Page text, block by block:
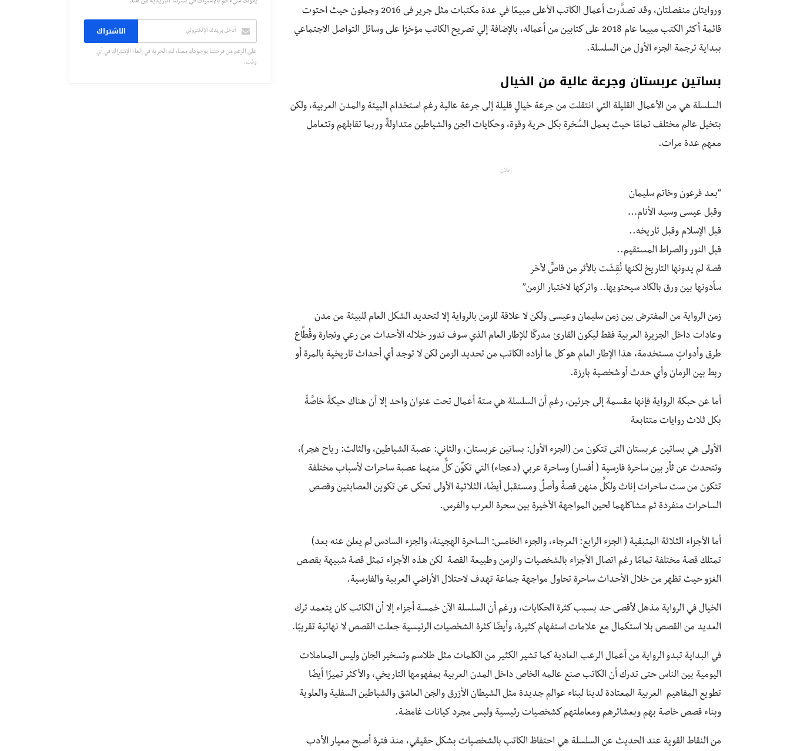
وروايتان منفصلتان، وقد تصدَّرت أعمال الكاتب الأعلى مبيعًا في عدة مكتبات مثل جرير فى 2016 وجملون حيث احتوت
قائمة أكثر الكتب مبيعا عام 2018 على كتابين من أعماله، بالإضافة إلي تصريح الكاتب مؤخرًا على وسائل التواصل الاجتماعي
ببداية ترجمة الجزء الأول من السلسلة.
بساتين عربستان وجرعة عالية من الخيال
السلسلة هي من الأعمال القليلة التي انتقلت من جرعة خيالٍ قليلة إلى جرعة عالية رغم استخدام البيئة والمدن العربية، ولكن
بتخيل عالم مختلف تمامًا حيث يعمل السَّحَرة بكل حرية وقوة، وحكايات الجن والشياطين متداولةٌ وربما تقابلهم وتتعامل
معهم عدة مرات.
إعلان
“بعد فرعون وخاتم سليمان
وقبل عيسى وسيد الأنام…
قبل الإسلام وقبل تاريخه..
قبل النور والصراط المستقيم..
قصة لم يدونها التاريخ لكنها نُقِشَت بالأثر من قاصٍّ لأخر
سأدونها بين ورق بالكاد سيحتويها.. واتركها لاختبار الزمن”
زمن الرواية من المفترض بين زمن سليمان وعيسى ولكن لا علاقة للزمن بالرواية إلا لتحديد الشكل العام للبيئة من مدن
وعادات داخل الجزيرة العربية فقط ليكون القارئ مدركًا للإطار العام الذي سوف تدور خلاله الأحداث من رعي وتجارة وقُطَّاع
طرق وأدواتٍ مستخدمة، هذا الإطار العام هو كل ما أراده الكاتب من تحديد الزمن لكن لا توجد أي أحداث تاريخية بالمرة أو
ربط بين الزمان وأي حدث أو شخصية بارزة.
أما عن حبكة الرواية فإنها مقسمة إلى جزئين، رغم أن السلسلة هي ستة أعمال تحت عنوان واحد إلا أن هناك حبكةً خاصَّةً
بكل ثلاث روايات متتابعة
الأولى هي بساتين عربستان التى تتكون من (الجزء الأول: بساتين عربستان، والثاني: عصبة الشياطين، والثالث: رياح هجر)،
وتتحدث عن ثأر بين ساحرة فارسية ( أفسار) وساحرة عربي (دعجاء) التي تكوِّن كلٌّ منهما عصبة ساحرات لأسباب مختلفة
تتكون من ست ساحرات إناث ولكلٍّ منهن قصةٌ وأصلٌ ومستقبل أيضًا، الثلاثية الأولى تحكى عن تكوين العصابتين وقصص
الساحرات منفردة ثم مشاكلهما لحين المواجهة الأخيرة بين سحرة العرب والفرس.
أما الأجزاء الثلاثة المتبقية ( الجزء الرابع: العرجاء، والجزء الخامس: الساحرة الهجينة، والجزء السادس لم يعلن عنه بعد)
تمتلك قصة مختلفة تمامًا رغم اتصال الأجزاء بالشخصيات والزمن وطبيعة القصة لكن هذه الأجزاء تمثل قصة شبيهة بقصص
الغزو حيث تظهر من خلال الأحداث ساحرة تحاول مواجهة جماعة تهدف لاحتلال الأراضي العربية والفارسية.
الخيال في الرواية مذهل لأقصى حد بسبب كثرة الحكايات، ورغم أن السلسلة الآن خمسة أجزاء إلا أن الكاتب كان يتعمد ترك
العديد من القصص بلا استكمال مع علامات استفهام كثيرة، وأيضًا كثرة الشخصيات الرئيسية جعلت القصص لا نهائية تقريبًا.
في البداية تبدو الرواية من أعمال الرعب العادية كما تشير الكثير من الكلمات مثل طلاسم وتسخير الجان وليس المعاملات
اليومية بين الناس حتى تدرك أن الكاتب صنع عالمه الخاص داخل المدن العربية بمفهومها التاريخي، والأكثر تميزًا أيضًا
تطويع المفاهيم العربية المعتادة لدينا لبناء عوالم جديدة مثل الشيطان الأزرق والجن العاشق والشياطين السفلية والعلوية
وبناء قصص خاصة بهم وبعشائرهم ومعاملتهم كشخصيات رئيسية وليس مجرد كيانات غامضة.
من النقاط القوية عند الحديث عن السلسلة هي احتفاظ الكاتب بالشخصيات بشكل حقيقي، منذ فترة أصبح معيار الأدب
يفوتك شيء قم بالإشتراك في نشرتنا البريدية من هنا.
الاشتراك
على الرغم من فرحتنا بوجودك معنا، لك الحرية في إلغاء الإشتراك في أي
وقت.